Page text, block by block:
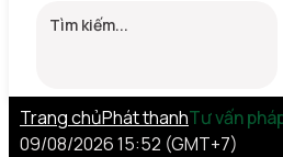
Trang chủPhát thanhTư vấn
09/08/2026 15:52 (GMT+7)